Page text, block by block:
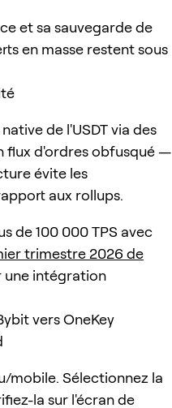
et sa sauvegarde de
en masse restent sous
de l'USDT via des
flux d'ordres obfusqué —
évite les
aux rollups.
de 100 000 TPS avec
trimestre 2026 de
une intégration
vers OneKey
mobile. Sélectionnez la
la sur l'écran de